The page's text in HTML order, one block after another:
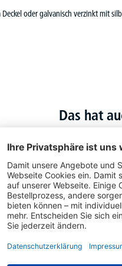
oder galvanisch verzinkt mit
Das hat